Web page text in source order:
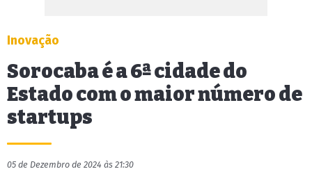
Inovação
Sorocaba é a 6ª cidade do
Estado com o maior número de
startups
05 de Dezembro de 2024 às 21:30